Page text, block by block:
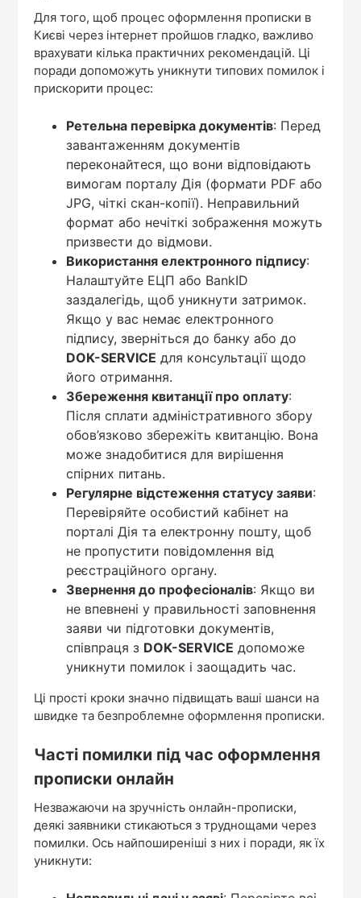
Для того, щоб процес оформлення прописки в
Києві через інтернет пройшов гладко, важливо
врахувати кілька практичних рекомендацій. Ці
поради допоможуть уникнути типових помилок і
прискорити процес:
Ретельна перевірка документів: Перед
завантаженням документів
переконайтеся, що вони відповідають
вимогам порталу Дія (формати PDF або
JPG, чіткі скан-копії). Неправильний
формат або нечіткі зображення можуть
призвести до відмови.
Використання електронного підпису:
Налаштуйте ЕЦП або BankID
заздалегідь, щоб уникнути затримок.
Якщо у вас немає електронного
підпису, зверніться до банку або до
DOK-SERVICE для консультації щодо
його отримання.
Збереження квитанції про оплату:
Після сплати адміністративного збору
обов’язково збережіть квитанцію. Вона
може знадобитися для вирішення
спірних питань.
Регулярне відстеження статусу заяви:
Перевіряйте особистий кабінет на
порталі Дія та електронну пошту, щоб
не пропустити повідомлення від
реєстраційного органу.
Звернення до професіоналів: Якщо ви
не впевнені у правильності заповнення
заяви чи підготовки документів,
співпраця з DOK-SERVICE допоможе
уникнути помилок і заощадить час.
Ці прості кроки значно підвищать ваші шанси на
швидке та безпроблемне оформлення прописки.
Часті помилки під час оформлення
прописки онлайн
Незважаючи на зручність онлайн-прописки,
деякі заявники стикаються з труднощами через
помилки. Ось найпоширеніші з них і поради, як їх
уникнути: